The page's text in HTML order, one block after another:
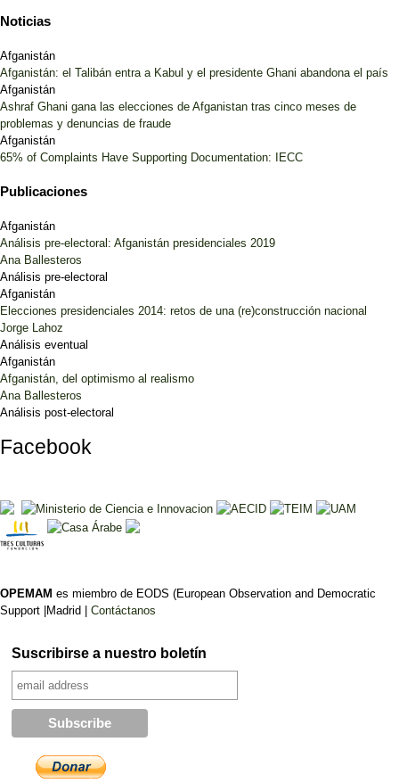
Noticias
Afganistán
Afganistán: el Talibán entra a Kabul y el presidente Ghani abandona el país
Afganistán
Ashraf Ghani gana las elecciones de Afganistan tras cinco meses de
problemas y denuncias de fraude
Afganistán
65% of Complaints Have Supporting Documentation: IECC
Publicaciones
Afganistán
Análisis pre-electoral: Afganistán presidenciales 2019
Ana Ballesteros
Análisis pre-electoral
Afganistán
Elecciones presidenciales 2014: retos de una (re)construcción nacional
Jorge Lahoz
Análisis eventual
Afganistán
Afganistán, del optimismo al realismo
Ana Ballesteros
Análisis post-electoral
Facebook
OPEMAM es miembro de EODS (European Observation and Democratic
Support |Madrid | Contáctanos
Suscribirse a nuestro boletín